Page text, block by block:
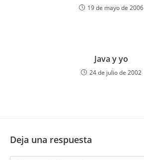
19 de mayo de 2006
Java y yo
24 de julio de 2002
Deja una respuesta